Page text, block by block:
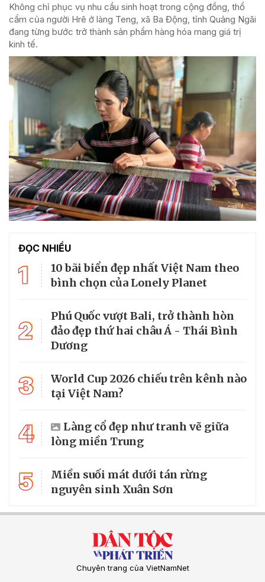
Không chỉ phục vụ nhu cầu sinh hoạt trong cộng đồng, thổ
cẩm của người Hrê ở làng Teng, xã Ba Động, tỉnh Quảng Ngãi
đang từng bước trở thành sản phẩm hàng hóa mang giá trị
kinh tế.
ĐỌC NHIỀU
1
10 bãi biển đẹp nhất Việt Nam theo
bình chọn của Lonely Planet
2
Phú Quốc vượt Bali, trở thành hòn
đảo đẹp thứ hai châu Á - Thái Bình
Dương
3
World Cup 2026 chiếu trên kênh nào
tại Việt Nam?
4
Làng cổ đẹp như tranh vẽ giữa
lòng miền Trung
5
Miền suối mát dưới tán rừng
nguyên sinh Xuân Sơn
Chuyên trang của VietNamNet